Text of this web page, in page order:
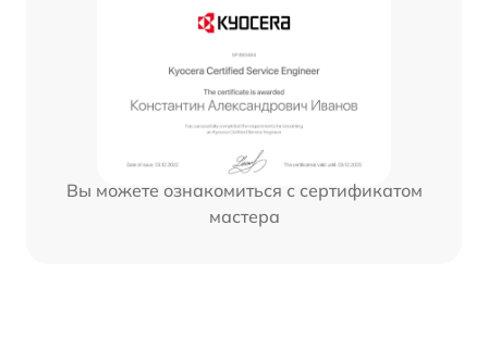
Вы можете ознакомиться с сертификатом
мастера